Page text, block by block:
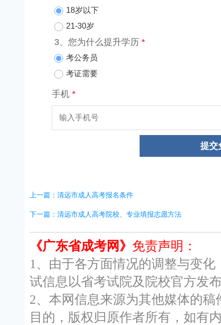
上一篇：清远市成人高考报名条件
下一篇：清远市成人高考院校、专业填报志愿方法
《广东省成考网》 免责声明：
1、由于各方面情况的调整与变
试信息以省考试院及院校官方发
2、本网信息来源为其他媒体的
目的，版权归原作者所有，如有